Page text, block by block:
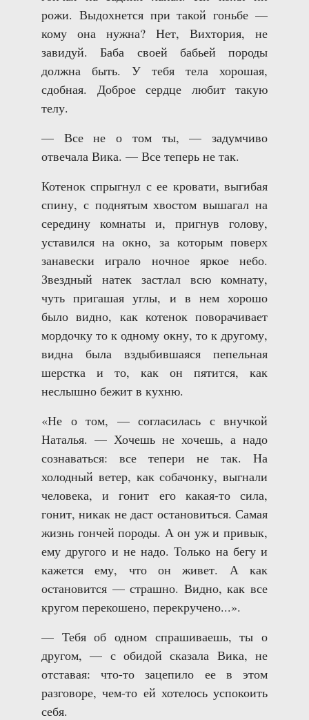
рожи. Выдохнется при такой гоньбе —
кому она нужна? Нет, Вихтория, не
завидуй. Баба своей бабьей породы
должна быть. У тебя тела хорошая,
сдобная. Доброе сердце любит такую
телу.
— Все не о том ты, — задумчиво
отвечала Вика. — Все теперь не так.
Котенок спрыгнул с ее кровати, выгибая
спину, с поднятым хвостом вышагал на
середину комнаты и, пригнув голову,
уставился на окно, за которым поверх
занавески играло ночное яркое небо.
Звездный натек застлал всю комнату,
чуть пригашая углы, и в нем хорошо
было видно, как котенок поворачивает
мордочку то к одному окну, то к другому,
видна была вздыбившаяся пепельная
шерстка и то, как он пятится, как
неслышно бежит в кухню.
«Не о том, — согласилась с внучкой
Наталья. — Хочешь не хочешь, а надо
сознаваться: все тепери не так. На
холодный ветер, как собачонку, выгнали
человека, и гонит его какая-то сила,
гонит, никак не даст остановиться. Самая
жизнь гончей породы. А он уж и привык,
ему другого и не надо. Только на бегу и
кажется ему, что он живет. А как
остановится — страшно. Видно, как все
кругом перекошено, перекручено...».
— Тебя об одном спрашиваешь, ты о
другом, — с обидой сказала Вика, не
отставая: что-то зацепило ее в этом
разговоре, чем-то ей хотелось успокоить
себя.